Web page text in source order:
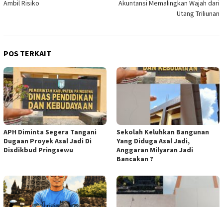
Ambil Risiko
Akuntansi Memalingkan Wajah dari
Utang Triliunan
POS TERKAIT
APH Diminta Segera Tangani
Dugaan Proyek Asal Jadi Di
Disdikbud Pringsewu
Sekolah Keluhkan Bangunan
Yang Diduga Asal Jadi,
Anggaran Milyaran Jadi
Bancakan ?